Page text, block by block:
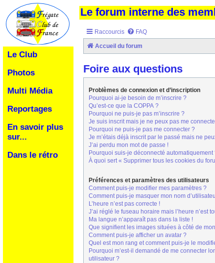
Le Club
Photos
Multi Média
Reportages
En savoir plus
sur...
Dans le rétro
Le forum interne des
Raccourcis FAQ
Accueil du forum
Foire aux questions
Problèmes de connexion et d’inscription
Pourquoi ai-je besoin de m’inscrire ?
Qu’est-ce que la COPPA ?
Pourquoi ne puis-je pas m’inscrire ?
Je suis inscrit mais je ne peux pas me
Pourquoi ne puis-je pas me connecter ?
Je m’étais déjà inscrit par le passé mais ne
J’ai perdu mon mot de passe !
Pourquoi suis-je déconnecté automatiquement
À quoi sert « Supprimer tous les cookies du
Préférences et paramètres des utilisateurs
Comment puis-je modifier mes paramètres ?
Comment puis-je masquer mon nom
L’heure n’est pas correcte !
J’ai réglé le fuseau horaire mais l’heure n’est
Ma langue n’apparaît pas dans la liste !
Que signifient les images situées à côté de
Comment puis-je afficher un avatar ?
Quel est mon rang et comment puis-je le
Pourquoi m’est-il demandé de me connecter
utilisateur ?